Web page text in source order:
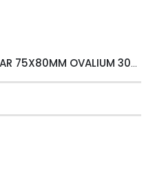
SARKIT LİNEAR 75X80MM OVALIUM 30W 4000 LM MT